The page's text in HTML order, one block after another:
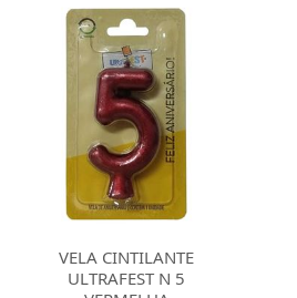
VELA CINTILANTE
ULTRAFEST N 5